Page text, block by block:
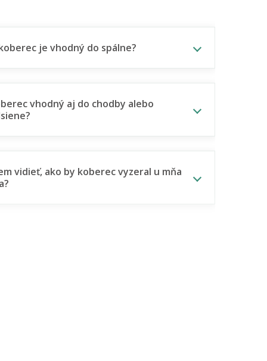
je vhodný do spálne?
vhodný aj do chodby alebo
vidieť, ako by koberec vyzeral u mňa